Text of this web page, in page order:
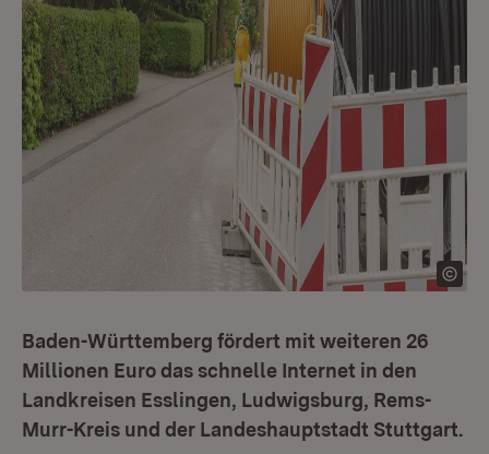
Baden-Württemberg fördert mit weiteren 26
Millionen Euro das schnelle Internet in den
Landkreisen Esslingen, Ludwigsburg, Rems-
Murr-Kreis und der Landeshauptstadt Stuttgart.